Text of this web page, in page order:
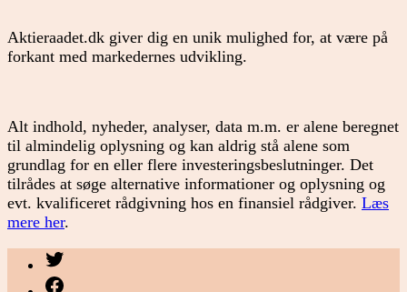
Aktieraadet.dk giver dig en unik mulighed for, at være på
forkant med markedernes udvikling.
Alt indhold, nyheder, analyser, data m.m. er alene beregnet
til almindelig oplysning og kan aldrig stå alene som
grundlag for en eller flere investeringsbeslutninger. Det
tilrådes at søge alternative informationer og oplysning og
evt. kvalificeret rådgivning hos en finansiel rådgiver. Læs
mere her.